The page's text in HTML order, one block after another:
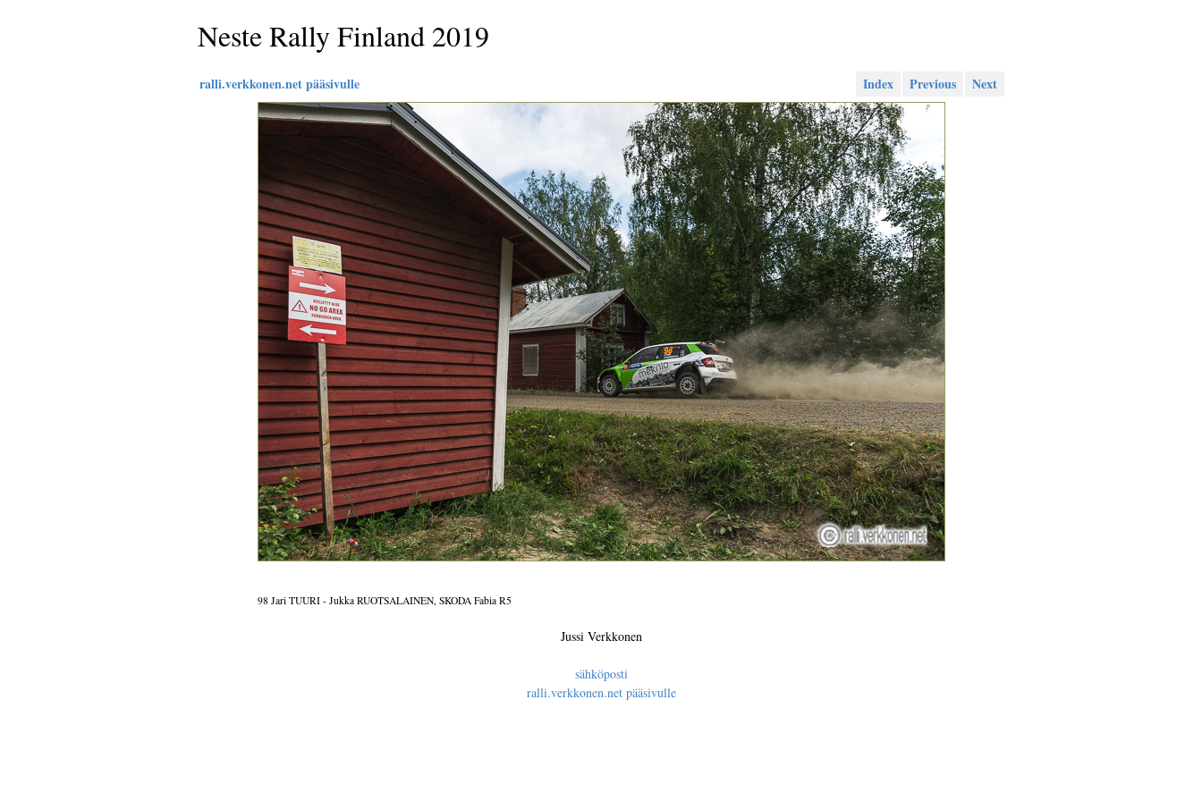
Neste Rally Finland 2019
ralli.verkkonen.net pääsivulle Index Previous Next
98 Jari TUURI - Jukka RUOTSALAINEN, SKODA Fabia R5
Jussi Verkkonen
sähköposti
ralli.verkkonen.net pääsivulle